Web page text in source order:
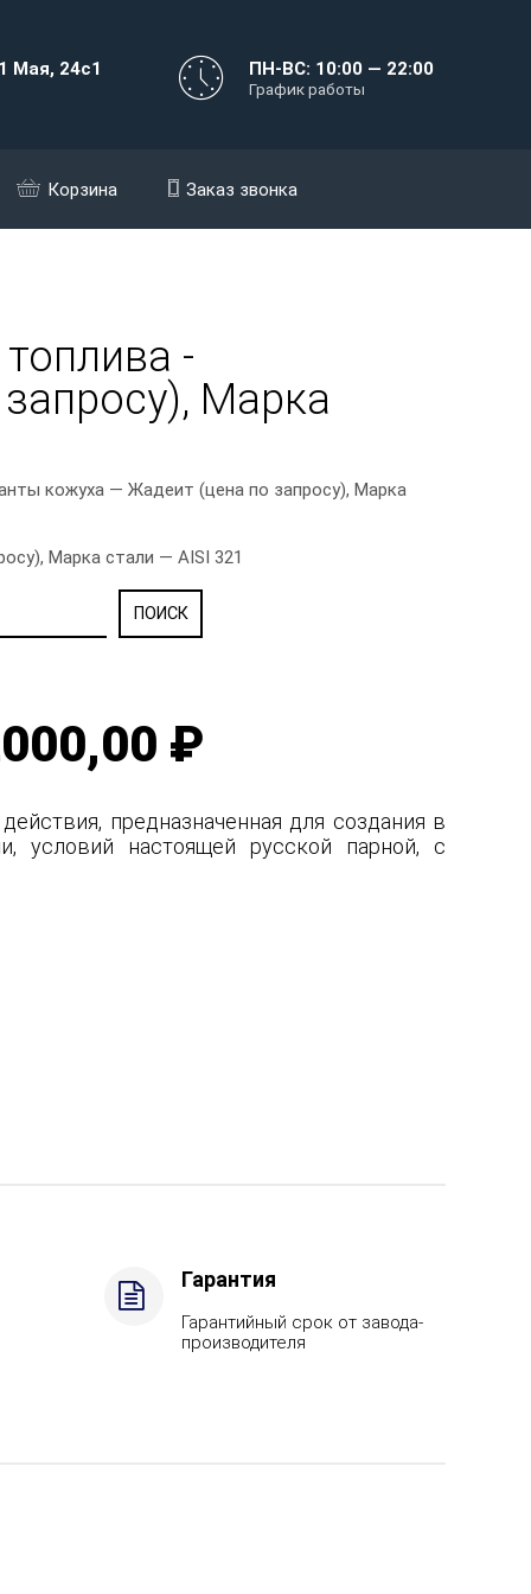
Мая, 24с1 ПН-ВС: 10:00 — 22:00
График работы
Корзина Заказ звонка
-
Марка
кожуха — Жадеит (цена по запросу), Марка
Марка стали — AISI 321
₽
предназначенная для создания в
условий настоящей русской парной, с
Гарантия
Гарантийный срок от завода-
производителя